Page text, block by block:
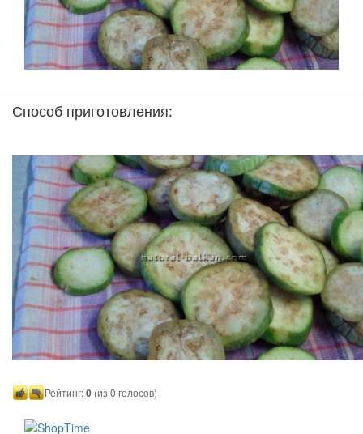
Способ приготовления:
Рейтинг:0 (из 0 голосов)